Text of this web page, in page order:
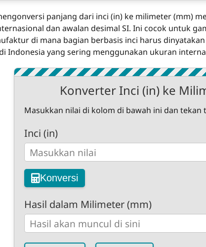
panjang dari inci (in) ke milimeter (mm)
dan awalan desimal SI. Ini cocok untuk
di mana bagian berbasis inci harus
Indonesia yang sering menggunakan ukuran
Konverter Inci (in) ke
Masukkan nilai di kolom di bawah ini dan tekan
Inci (in)
Konversi
Hasil dalam Milimeter (mm)